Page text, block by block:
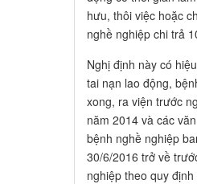
hưu, thôi việc hoặc
nghề nghiệp chi trả
Nghị định này có
tai nạn lao động,
xong, ra viện trước
năm 2014 và các
bệnh nghề nghiệp
30/6/2016 trở về
nghiệp theo quy